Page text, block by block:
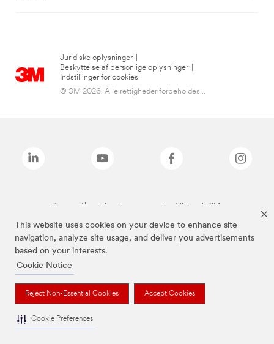
This website uses cookies on your device to enhance site
navigation, analyze site usage, and deliver you advertisements
based on your interests.
Cookie Notice
Reject Non-Essential Cookies Accept Cookies
Cookie Preferences
Juridiske oplysninger
Beskyttelse af personlige oplysninger
Indstillinger for cookies
© 3M 2026. Alle rettigheder forbeholdes...
De ovenstående brands er varemærker tilhørende 3M.